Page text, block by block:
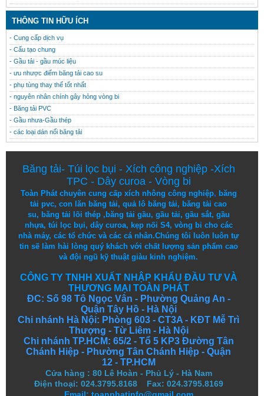
THÔNG TIN HỮU ÍCH
- Cung cấp dịch vụ
- Cấu tạo chung
- Gầu tải - gầu múc liệu
- ưu nhược điểm băng tải cao su
- phụ tùng thay thế tốt nhất
- nguyên nhân chính gây hỏng vòng bi
- Băng tải PVC
- Gầu nhưa-Gầu thép
- các loại dán nối băng tải
Băng tải- Túi lọc bụi - Xích công nghiệp-Xích
TPC - Dây curoa- Vòng bi
Toàn Phát chuyên cung cấp xích nhông công nghiệp, băng
tải pvc,con lăn băng tải,quả lô băng tải, băng tải cao
su, băng tải lõi thép, băng tải gầu, gầu tải, gầu sắt, gầu
nhựa, túi lọc bụi, dây curoa, kẹp nối S4, vòng bi cho các
nhà máy, các tổ chức và các cá nhân.Chúng tôi luôn luôn tự
tin sẽ làm hài lòng quý khách với chất lượng sảnphẩm cao
vàđội ngũ kỹ thuậtgiàu kinh nghiệm.
CÔNG TY TNHH XUẤT NHẬP KHẨU ĐẦU TƯ VÀ
THƯƠNG MẠI TOÀN PHÁT
ĐC: Số 98 Tô Ngọc Vân - Phường Quảng An -
Quận Tây Hồ - Hà Nội
Chi nhánh Hà Nội: Phòng 603 - CT3A - KĐT Mễ Trì
Thượng - Từ Liêm - Hà Nội
Chi nhánh TP.HCM: 65/2 - Tổ 5 KP3 Đường Tân
Chánh Hiệp - Phường Tân Chánh Hiệp - Quận
12 - TP.HCM
Cửa hàng : 80 Lê Hoàn - Phủ Lý - Hà Nam
Điện thoại: 024.3795.8168 Fax: 024.3795.8169